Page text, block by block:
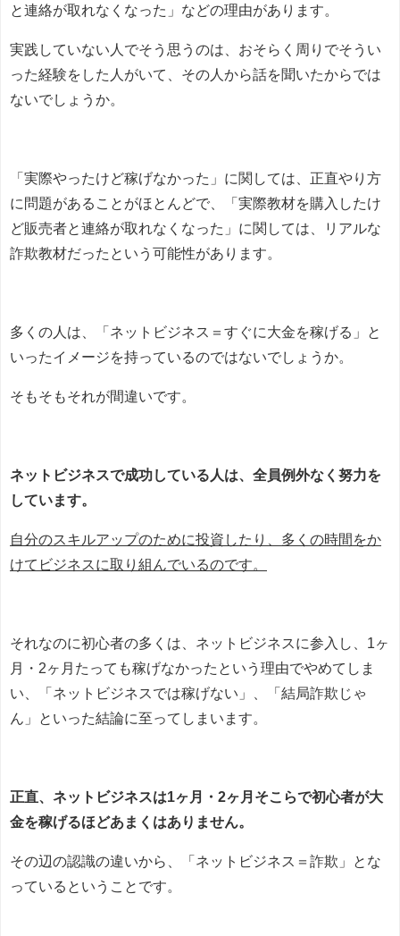
と連絡が取れなくなった」などの理由があります。
実践していない人でそう思うのは、おそらく周りでそうい
った経験をした人がいて、その人から話を聞いたからでは
ないでしょうか。
「実際やったけど稼げなかった」に関しては、正直やり方
に問題があることがほとんどで、「実際教材を購入したけ
ど販売者と連絡が取れなくなった」に関しては、リアルな
詐欺教材だったという可能性があります。
多くの人は、「ネットビジネス＝すぐに大金を稼げる」と
いったイメージを持っているのではないでしょうか。
そもそもそれが間違いです。
ネットビジネスで成功している人は、全員例外なく努力を
しています。
自分のスキルアップのために投資したり、多くの時間をか
けてビジネスに取り組んでいるのです。
それなのに初心者の多くは、ネットビジネスに参入し、1ヶ
月・2ヶ月たっても稼げなかったという理由でやめてしま
い、「ネットビジネスでは稼げない」、「結局詐欺じゃ
ん」といった結論に至ってしまいます。
正直、ネットビジネスは1ヶ月・2ヶ月そこらで初心者が大
金を稼げるほどあまくはありません。
その辺の認識の違いから、「ネットビジネス＝詐欺」とな
っているということです。